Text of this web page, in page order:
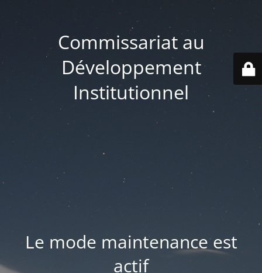
Commissariat au
Développement
Institutionnel
Le mode maintenance est
actif